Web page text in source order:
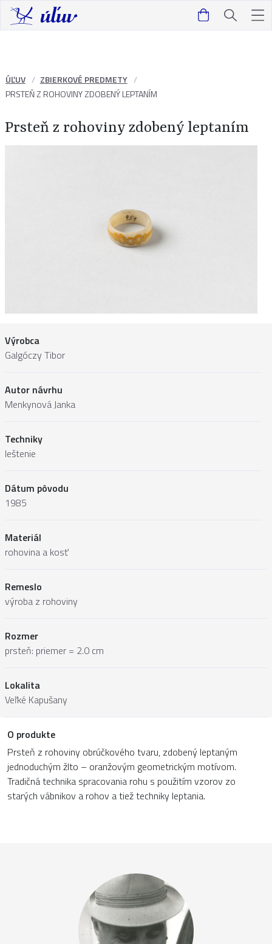
ÚĽUV
ZBIERKOVÉ PREDMETY
PRSTEŇ Z ROHOVINY ZDOBENÝ LEPTANÍM
Prsteň z rohoviny zdobený leptaním
Výrobca
Galgóczy Tibor
Autor návrhu
Menkynová Janka
Techniky
leštenie
Dátum pôvodu
1985
Materiál
rohovina a kosť
Remeslo
výroba z rohoviny
Rozmer
prsteň: priemer = 2.0 cm
Lokalita
Veľké Kapušany
O produkte
Prsteň z rohoviny obrúčkového tvaru, zdobený leptaným
jednoduchým žlto – oranžovým geometrickým motívom.
Tradičná technika spracovania rohu s použitím vzorov zo
starých vábnikov a rohov a tiež techniky leptania.